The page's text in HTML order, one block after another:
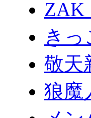
ZAK
き
敬天
狼魔